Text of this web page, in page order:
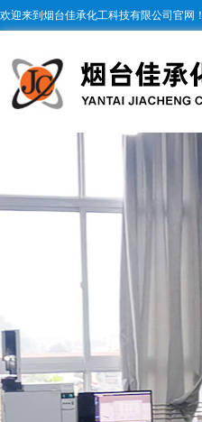
欢迎来到烟台佳承化工科技有限公司官网！